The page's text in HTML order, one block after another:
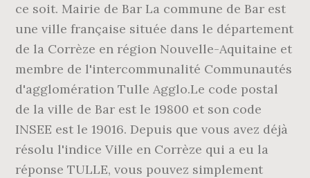
ce soit. Mairie de Bar La commune de Bar est
une ville française située dans le département
de la Corrèze en région Nouvelle-Aquitaine et
membre de l'intercommunalité Communautés
d'agglomération Tulle Agglo.Le code postal
de la ville de Bar est le 19800 et son code
INSEE est le 19016. Depuis que vous avez déjà
résolu l'indice Ville en Corrèze qui a eu la
réponse TULLE, vous pouvez simplement